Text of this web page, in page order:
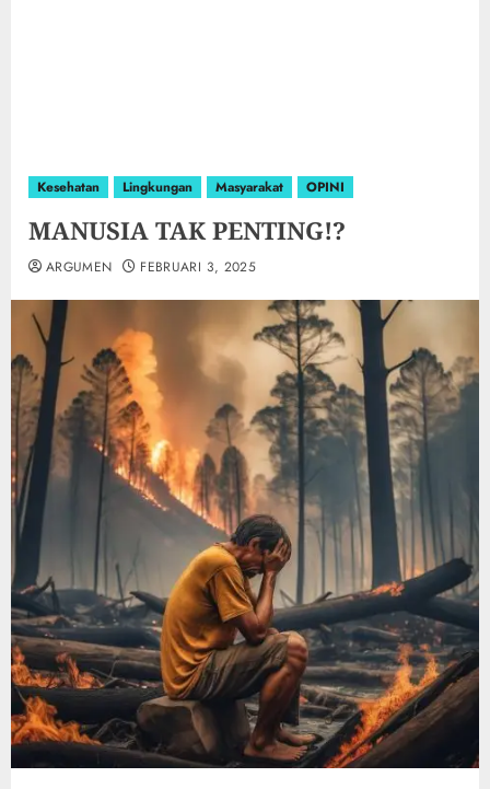
Kesehatan Lingkungan Masyarakat OPINI
MANUSIA TAK PENTING!?
ARGUMEN FEBRUARI 3, 2025